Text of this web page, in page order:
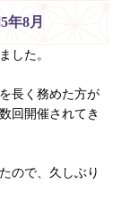
年8月
した。
長く務めた方が
回開催されてき
ので、久しぶり